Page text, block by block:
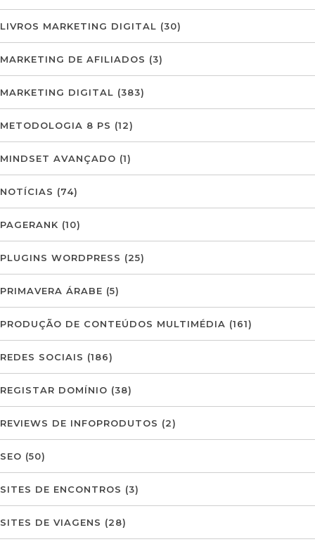
LIVROS MARKETING DIGITAL (30)
MARKETING DE AFILIADOS (3)
MARKETING DIGITAL (383)
METODOLOGIA 8 PS (12)
MINDSET AVANÇADO (1)
NOTÍCIAS (74)
PAGERANK (10)
PLUGINS WORDPRESS (25)
PRIMAVERA ÁRABE (5)
PRODUÇÃO DE CONTEÚDOS MULTIMÉDIA (161)
REDES SOCIAIS (186)
REGISTAR DOMÍNIO (38)
REVIEWS DE INFOPRODUTOS (2)
SEO (50)
SITES DE ENCONTROS (3)
SITES DE VIAGENS (28)